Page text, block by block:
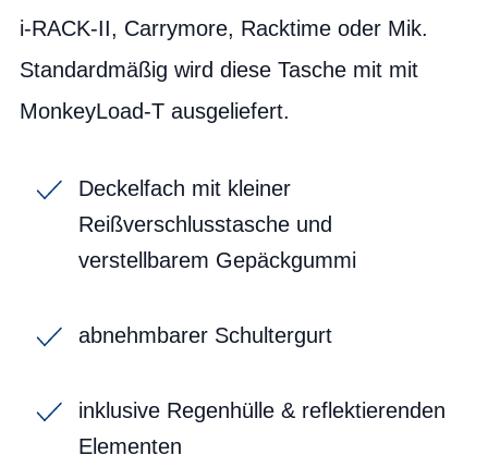
i-RACK-II, Carrymore, Racktime oder Mik.
Standardmäßig wird diese Tasche mit mit
MonkeyLoad-T ausgeliefert.
Deckelfach mit kleiner
Reißverschlusstasche und
verstellbarem Gepäckgummi
abnehmbarer Schultergurt
inklusive Regenhülle & reflektierenden
Elementen